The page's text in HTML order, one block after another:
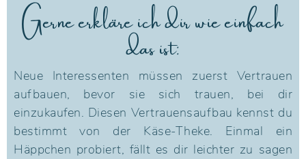
Gerne erkläre ich dir wie einfach
das ist:
Neue Interessenten müssen zuerst Vertrauen
aufbauen, bevor sie sich trauen, bei dir
einzukaufen. Diesen Vertrauensaufbau kennst du
bestimmt von der Käse-Theke. Einmal ein
Häppchen probiert, fällt es dir leichter zu sagen